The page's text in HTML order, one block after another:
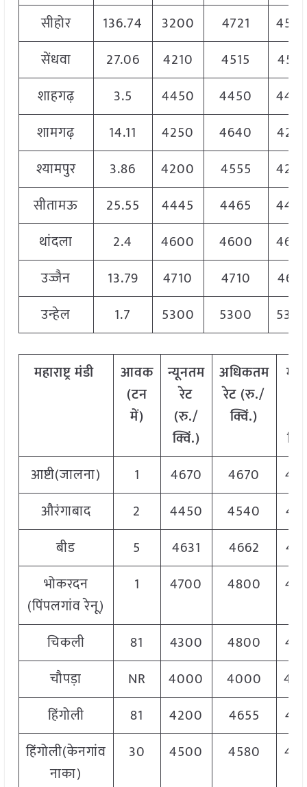
सीहोर
136.74 3200 4721
सेंधवा
27.06 4210 4515
शाहगढ़
3.5 4450 4450
शामगढ़
14.11 4250 4640
श्यामपुर
3.86 4200 4555
सीतामऊ
25.55 4445 4465
थांदला
2.4 4600 4600
उज्जैन
13.79 4710 4710
उन्हेल
1.7 5300 5300
महाराष्ट्रमंडी
आवक
(टन
में)
न्यूनतम
रेट
(रु./
क्विं.)
अधिकतम
रेट (रु./
क्विं.)
आष्टी(जालना)
1 4670 4670
औरंगाबाद
2 4450 4540
बीड
5 4631 4662
भोकरदन
(पिंपलगांव रेनू)
1 4700 4800
चिकली 81 4300 4800
चौपड़ा
NR 4000 4000
हिंगोली
81 4200 4655
हिंगोली(केनगांव
नाका)
30 4500 4580